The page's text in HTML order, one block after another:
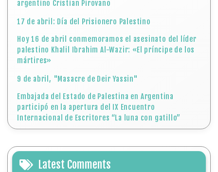
argentino Cristian Pirovano
17 de abril: Día del Prisionero Palestino
Hoy 16 de abril conmemoramos el asesinato del líder
palestino Khalil Ibrahim Al-Wazir: «El príncipe de los
mártires»
9 de abril, "Masacre de Deir Yassin"
Embajada del Estado de Palestina en Argentina
participó en la apertura del IX Encuentro
Internacional de Escritores “La luna con gatillo”
Latest Comments